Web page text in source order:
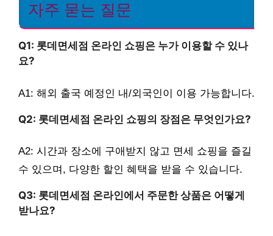
자주 묻는 질문
Q1: 롯데면세점 온라인 쇼핑은 누가 이용할 수 있나
요?
A1: 해외 출국 예정인 내/외국인이 이용 가능합니다.
Q2: 롯데면세점 온라인 쇼핑의 장점은 무엇인가요?
A2: 시간과 장소에 구애받지 않고 면세 쇼핑을 즐길
수 있으며, 다양한 할인 혜택을 받을 수 있습니다.
Q3: 롯데면세점 온라인에서 주문한 상품은 어떻게
받나요?